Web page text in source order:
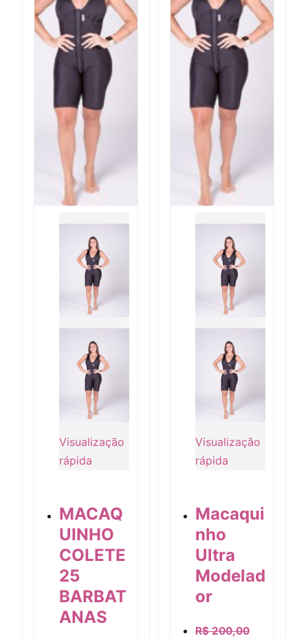
Visualização rápida
Visualização
rápida
MACAQ
UINHO
COLETE
25
BARBAT
ANAS
Visualização rápida
Visualização
rápida
Macaqui
nho
Ultra
Modelad
or
R$200,00